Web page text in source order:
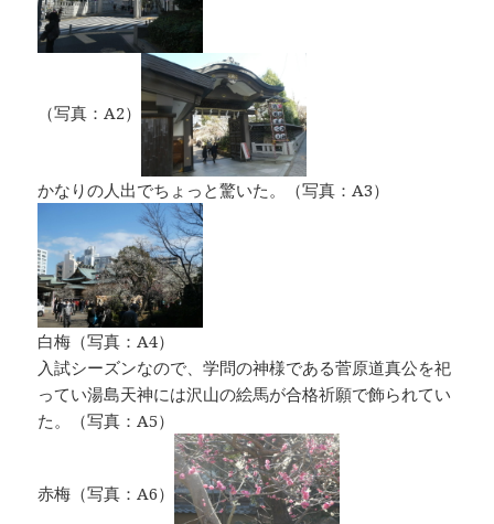
（写真：A2）
かなりの人出でちょっと驚いた。（写真：A3）
白梅（写真：A4）
入試シーズンなので、学問の神様である菅原道真公を祀
ってい湯島天神には沢山の絵馬が合格祈願で飾られてい
た。（写真：A5）
赤梅（写真：A6）